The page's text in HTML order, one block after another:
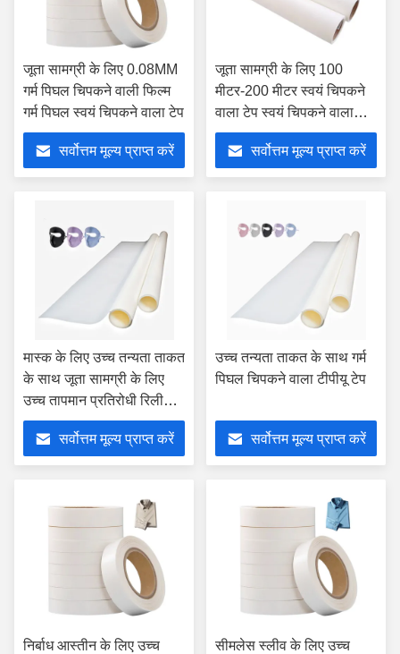
जूता सामग्री के लिए 0.08MM
गर्म पिघल चिपकने वाली फिल्म
गर्म पिघल स्वयं चिपकने वाला टेप
सर्वोत्तम मूल्य प्राप्त करें
जूता सामग्री के लिए 100
मीटर-200 मीटर स्वयं चिपकने
वाला टेप स्वयं चिपकने वाला
आंसू टेप
सर्वोत्तम मूल्य प्राप्त करें
मास्क के लिए उच्च तन्यता ताकत
के साथ जूता सामग्री के लिए
उच्च तापमान प्रतिरोधी रिलीज
पेपर सब्सट्रेट
सर्वोत्तम मूल्य प्राप्त करें
उच्च तन्यता ताकत के साथ गर्म
पिघल चिपकने वाला टीपीयू टेप
सर्वोत्तम मूल्य प्राप्त करें
निर्बाध आस्तीन के लिए उच्च
सीमलेस स्लीव के लिए उच्च